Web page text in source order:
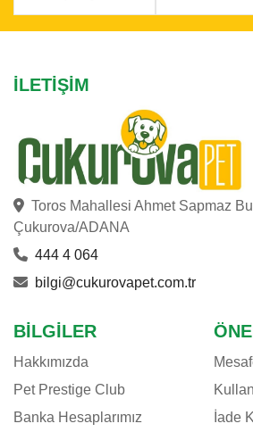
CATTIE
CROCUS
DAYANG
DOG CHOW
DOGIT
DOPHIN
E-JET
EXO TERRA
EZYDOG
İLETIŞIM
Toros Mahallesi Ahmet Sapmaz
Çukurova/ADANA
444 4 064
bilgi@cukurovapet.com.tr
BILGILER
Hakkımızda
Pet Prestige Club
Banka Hesaplarımız
İade